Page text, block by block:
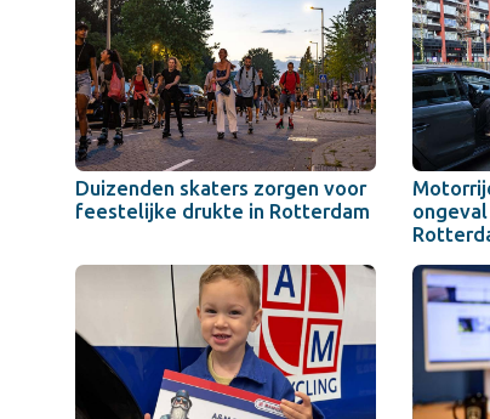
Duizenden skaters zorgen voor
feestelijke drukte in Rotterdam
ongeval